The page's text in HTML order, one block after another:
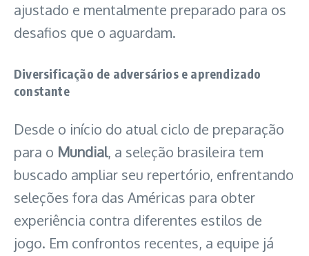
ajustado e mentalmente preparado para os
desafios que o aguardam.
Diversificação de adversários e aprendizado
constante
Desde o início do atual ciclo de preparação
para o Mundial, a seleção brasileira tem
buscado ampliar seu repertório, enfrentando
seleções fora das Américas para obter
experiência contra diferentes estilos de
jogo. Em confrontos recentes, a equipe já